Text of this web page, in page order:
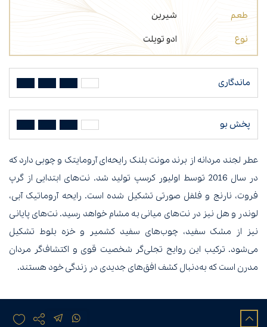
طعم
شیرین
نوع
ادو تویلت
ماندگاری
پخش بو
عطر لجند مردانه از برند مونت بلنک رایحه‌ای آرومایتک و چوبی دارد که
در سال 2016 توسط اولیور کرسپ تولید شد. نت‌های ابتدایی از گرپ
فروت، نارنج و فلفل صورتی تشکیل شده است. رایحه آروماتیک آبی،
لوندر و هل نیز در نت‌های میانی به مشام خواهد رسید. نت‌های پایانی
نیز از مشک سفید، چوب‌های سفید کشمیر و خزه بلوط تشکیل
می‌شود. ترکیب این روایح تجلی‌گر شخصیت قوی و اکتشاف‌گر مردان
مدرن است که به‌دنبال کشف افق‌های جدیدی در زندگی خود هستند.